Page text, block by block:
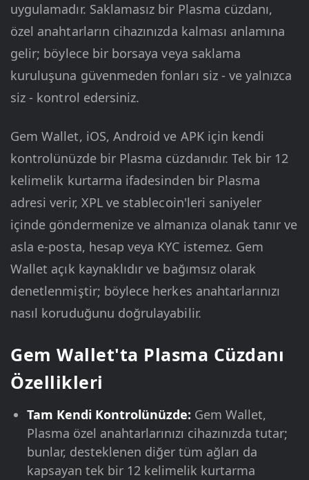
uygulamadır. Saklamasız bir Plasma cüzdanı,
özel anahtarların cihazınızda kalması anlamına
gelir; böylece bir borsaya veya saklama
kuruluşuna güvenmeden fonları siz - ve yalnızca
siz - kontrol edersiniz.
Gem Wallet, iOS, Android ve APK için kendi
kontrolünüzde bir Plasma cüzdanıdır. Tek bir 12
kelimelik kurtarma ifadesinden bir Plasma
adresi verir, XPL ve stablecoin'leri saniyeler
içinde göndermenize ve almanıza olanak tanır ve
asla e-posta, hesap veya KYC istemez. Gem
Wallet açık kaynaklıdır ve bağımsız olarak
denetlenmiştir; böylece herkes anahtarlarınızı
nasıl koruduğunu doğrulayabilir.
Gem Wallet'ta Plasma Cüzdanı
Özellikleri
Tam Kendi Kontrolünüzde: Gem Wallet,
Plasma özel anahtarlarınızı cihazınızda tutar;
bunlar, desteklenen diğer tüm ağları da
kapsayan tek bir 12 kelimelik kurtarma